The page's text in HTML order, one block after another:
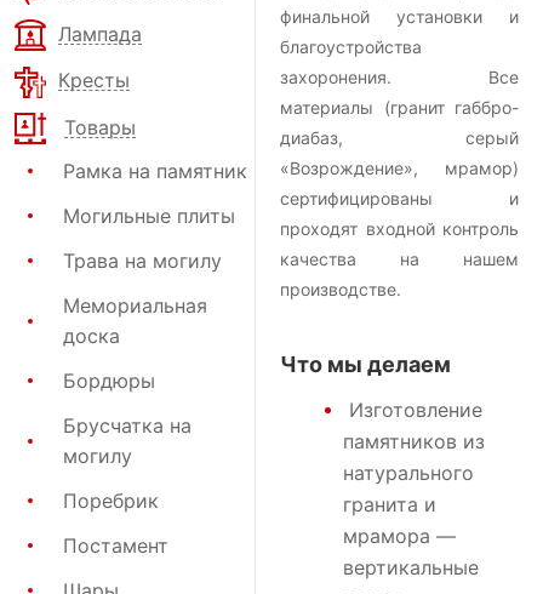
Лампада
Кресты
Товары
Рамка на памятник
Могильные плиты
Трава на могилу
Мемориальная
доска
Бордюры
Брусчатка на
могилу
Поребрик
Постамент
финальной установки и
благоустройства
захоронения. Все
материалы (гранит габбро-
диабаз, серый
«Возрождение», мрамор)
сертифицированы и
проходят входной контроль
качества на нашем
производстве.
Что мы делаем
Изготовление
памятников из
натурального
гранита и
мрамора —
вертикальные